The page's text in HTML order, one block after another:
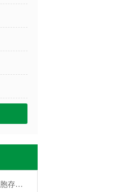
无血清冻存液能有效提高细胞存活率和复苏活性